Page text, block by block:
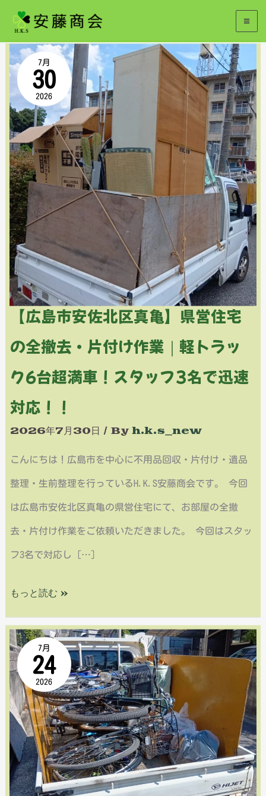
ブログ＆施工事例
7月
30
2026
【広島市安佐北区真亀】県営住宅
の全撤去・片付け作業｜軽トラッ
ク6台超満車！スタッフ3名で迅速
対応！！
2026年7月30日 / By h.k.s_new
こんにちは！広島市を中心に不用品回収・片付け・遺品
整理・生前整理を行っているH.K.S安藤商会です。 今回
は広島市安佐北区真亀の県営住宅にて、お部屋の全撤
去・片付け作業をご依頼いただきました。 今回はスタッ
フ3名で対応し […]
【広
島
市
安
佐
北
区
真
亀】
県
営
全
撤
去・
片
付
け
作
業
軽
ト
ラ
ッ
ク
6
台
超
満
もっと読む »
7月
24
2026
【広
島
市
安
佐
南
区